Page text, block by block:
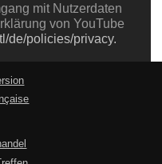
mit Nutzerdaten
von YouTube
de/policies/privacy.